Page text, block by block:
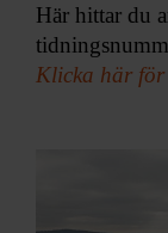
t
e
r
Här hittar du
Klicka här